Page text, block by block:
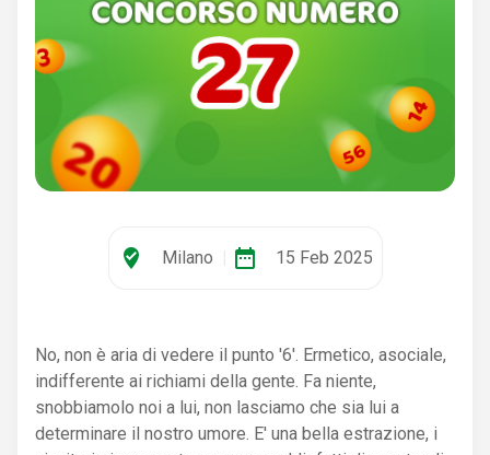
where_to_vote Milano date_range 15 Feb 2025
No, non è aria di vedere il punto '6'. Ermetico, asociale,
indifferente ai richiami della gente. Fa niente,
snobbiamolo noi a lui, non lasciamo che sia lui a
determinare il nostro umore. E' una bella estrazione, i